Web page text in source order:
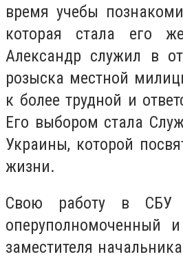
время учебы
которая стала его
Александр служил в
розыска местной
к более трудной и
Его выбором стала
Украины, которой
жизни.
Свою работу в СБУ
оперуполномоченный
заместителя